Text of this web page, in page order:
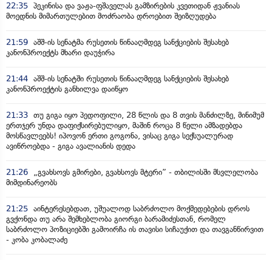
22:35 პეკინისა და ვაჟა-ფშაველას გამზირების კვეთიდან ჟვანიას
მოედნის მიმართულებით მოძრაობა დროებით შეიზღუდება
21:59 აშშ-ის სენატმა რუსეთის წინააღმდეგ სანქციების შესახებ
კანონპროექტს მხარი დაუჭირა
21:44 აშშ-ის სენატში რუსეთის წინააღმდეგ სანქციების შესახებ
კანონპროექტის განხილვა დაიწყო
21:33 თუ გიგა იყო პედოფილი, 28 წლის და 8 თვის მანძილზე, მინიმუმ
ერთჯერ უნდა დაფიქსირებულიყო, მაშინ როცა 8 წელი ამზადებდა
მოსწავლეებს! იპოვონ ერთი გოგონა, ვისაც გიგა სექსუალურად
ავიწროებდა - გიგა ავალიანის დედა
21:26
„გვახსოვს გმირები, გვახსოვს მტერი” - თბილისში მსვლელობა
მიმდინარეობს
21:25 აინტერესებდათ, უშუალოდ საბრძოლო მოქმედებების დროს
გვქონდა თუ არა შემხებლობა გიორგი ბარამიძესთან, რომელ
საბრძოლო პოზიციებში გამოირჩა ის თავისი სიჩაუქით და თავგანწირვით
- კობა კობალაძე